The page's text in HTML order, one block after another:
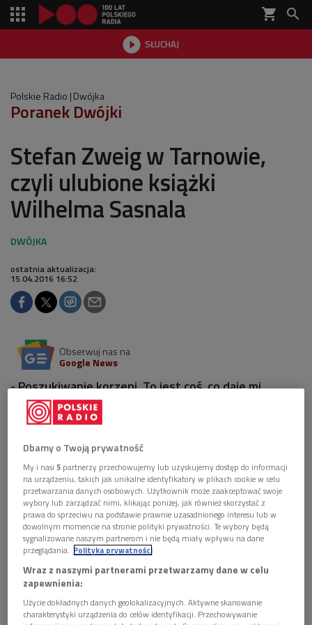
shopping_cart 
 SŁUCHAJ

Polskie Radio Dwójka
Poranek Dwójki
Stefan Zweig w Tarnowie,
czyli ulubione książki
Wilhelma Sasnala
ostatnia aktualizacja:
15.04.2016 16:52
Obserwuj nas na
Google News
- Poszukiwanie korzeni. To jest coś, co daje mi
literatura - przyznał ceniony malarz, fotografik i
filmowiec, opowiadając, co ostatnio zafascynowało
AUDIO 5 plików
 01'45 
Wilhelm Sasnal poleca książkę "Świat wczorajszy"
Stefana Zweiga (Poranek Dwójki)
 01'06
Wilhelm Sasnal poleca malarstwo Giacomo Balli i
Lucia Fontany (Poranek Dwójki)
Dbamy o Twoją prywatność
My i nasi5 partnerzy przechowujemy lub uzyskujemy dostęp do informacji
na urządzeniu, takich jak unikalne identyfikatory w plikach cookie w celu
przetwarzania danych osobowych. Użytkownik może zaakceptować swoje
wybory lub zarządzać nimi, klikając poniżej, jak również skorzystać z
prawa do sprzeciwu na podstawie prawnie uzasadnionego interesu lub w
dowolnym momencie na stronie polityki prywatności. Te wybory będą
sygnalizowane naszym partnerom i nie będą miały wpływu na dane
przeglądania. Polityka prywatności
Wraz z naszymi partnerami przetwarzamy dane w celu
zapewnienia:
Użycie dokładnych danych geolokalizacyjnych. Aktywne skanowanie
charakterystyki urządzenia do celów identyfikacji. Przechowywanie